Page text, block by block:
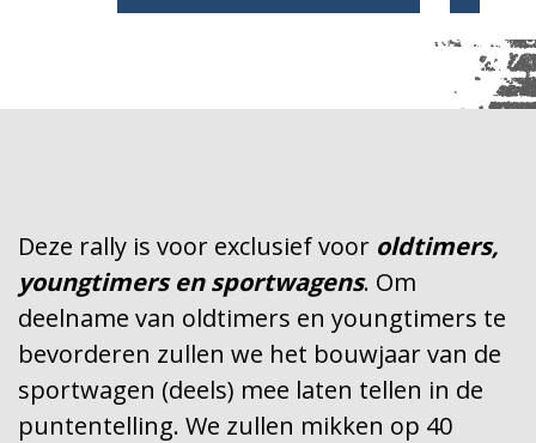
Deze rally is voor exclusief voor oldtimers,
youngtimers en sportwagens. Om
deelname van oldtimers en youngtimers te
bevorderen zullen we het bouwjaar van de
sportwagen (deels) mee laten tellen in de
puntentelling. We zullen mikken op 40